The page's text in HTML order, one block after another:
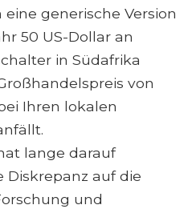
generische Version
50 US-Dollar an
in Südafrika
von
Ihren lokalen
lange darauf
Diskrepanz auf die
und